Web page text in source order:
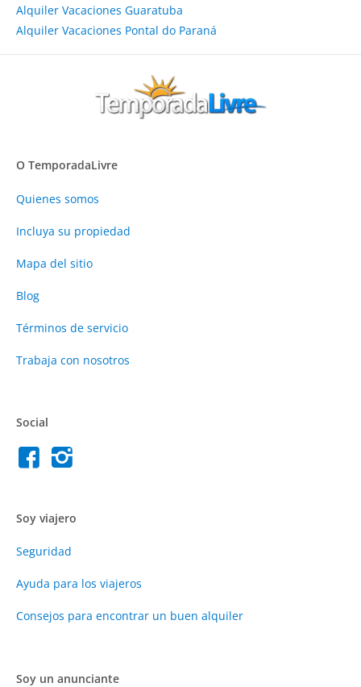
Alquiler Vacaciones Guaratuba
Alquiler Vacaciones Pontal do Paraná
O TemporadaLivre
Quienes somos
Incluya su propiedad
Mapa del sitio
Blog
Términos de servicio
Trabaja con nosotros
Social
Soy viajero
Seguridad
Ayuda para los viajeros
Consejos para encontrar un buen alquiler
Soy un anunciante